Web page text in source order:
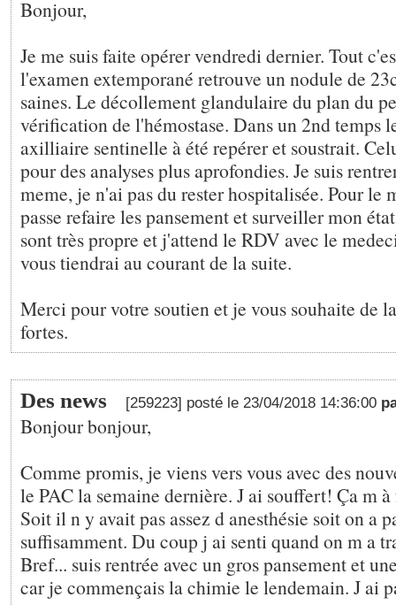
Bonjour,
Je me suis faite opérer vendredi dernier. Tout
l'examen extemporané retrouve un nodule de
saines. Le décollement glandulaire du plan du
vérification de l'hémostase. Dans un 2nd temps
axilliaire sentinelle à été repérer et soustrait.
pour des analyses plus aprofondies. Je suis
meme, je n'ai pas du rester hospitalisée. Pour
passe refaire les pansement et surveiller mon
sont très propre et j'attend le RDV avec le
vous tiendrai au courant de la suite.
Merci pour votre soutien et je vous souhaite de
fortes.
Des news [259223] posté le 23/04/2018 14:36:00
Bonjour bonjour,
Comme promis, je viens vers vous avec des
le PAC la semaine dernière. J ai souffert! Ça m
Soit il n y avait pas assez d anesthésie soit on a
suffisamment. Du coup j ai senti quand on m a
Bref... suis rentrée avec un gros pansement et
car je commençais la chimie le lendemain. J ai